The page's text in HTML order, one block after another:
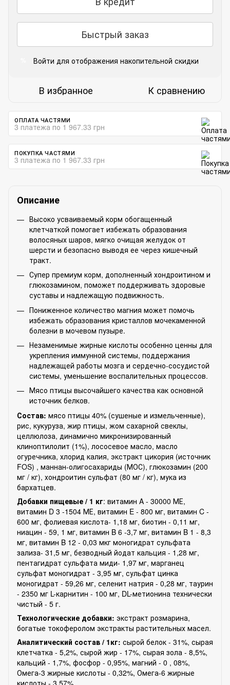
Быстрый заказ
Войти для отображения накопительной скидки
В избранное К сравнению
ОПЛАТА ЧАСТЯМИ
3 платежа по 1 967.33 грн
ПОКУПКА ЧАСТЯМИ
3 платежа по 1 967.33 грн
Описание
Высоко усваиваемый корм обогащенный
клетчаткой помогает избежать образования
волосяных шаров, мягко очищая желудок от
шерсти и безопасно выводя ее через кишечный
тракт.
Супер премиум корм, дополненный хондроитином и
глюкозамином, поможет поддерживать здоровые
суставы и надлежащую подвижность.
Пониженное количество магния может помочь
избежать образования кристаллов мочекаменной
болезни в мочевом пузыре.
Незаменимые жирные кислоты особенно ценны для
укрепления иммунной системы, поддержания
надлежащей работы мозга и сердечно-сосудистой
системы, уменьшение воспалительных процессов.
Мясо птицы высочайшего качества как основной
источник белков.
Состав: мясо птицы 40% (сушеные и измельченные),
рис, кукуруза, жир птицы, жом сахарной свеклы,
целлюлоза, динамично микронизированный
клиноптилолит (1%), лососевое масло, масло
огуречника, хлорид калия, экстракт цикория (источник
FOS) , маннан-олигосахариды (МОС), глюкозамин (200
мг / кг), хондроитин сульфат (80 мг / кг), мука из
бархатцев.
Добавки пищевые / 1 кг: витамин A - 30000 МЕ,
витамин D 3 -1504 МЕ, витамин E - 800 мг, витамин C -
600 мг, фолиевая кислота- 1,18 мг, биотин - 0,11 мг,
ниацин - 59, 1 мг, витамин B 6 -3,7 мг, витамин B 1 - 8,3
мг, витамин B 12 - 0,03 мкг моногидрат сульфата
зализа- 31,5 мг, безводный йодат кальция - 1,28 мг,
пентагидрат сульфата миди- 1,97 мг, марганец
сульфат моногидрат - 3,95 мг, сульфат цинка
моногидрат - 59,26 мг, селенит натрия - 0,28 мг, таурин
- 2350 мг L-карнитин - 100 мг, DL-метионина технически
чистый - 5 г.
Технологические добавки: экстракт розмарина,
богатые токоферолом экстракты растительных масел.
Aнaлитический состав / 1кг: сырой белок - 31%, сырая
клетчатка - 5,2%, сырой жир - 17%, сырая зола - 8,5%,
кальций - 1,7%, фосфор - 0,95%, магний - 0 , 08%,
Омега-3 жирные кислоты - 0,32%, Омега-6 жирные
кислоты - 3,57%.